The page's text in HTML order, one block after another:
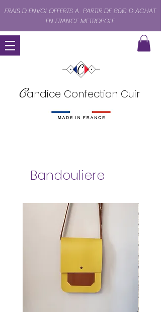
FRAIS D ENVOI OFFERTS A PARTIR DE 80€ D ACHAT
EN FRANCE METROPOLE
Candice Confection Cuir
Bandouliere